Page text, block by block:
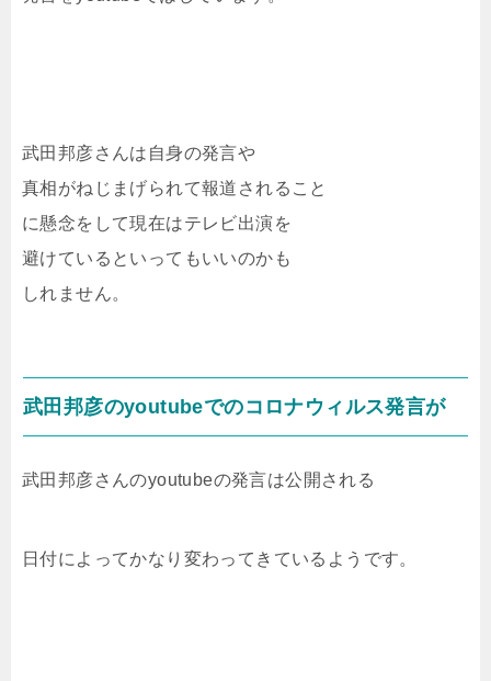
武田邦彦さんは自身の発言や
真相がねじまげられて報道されること
に懸念をして現在はテレビ出演を
避けているといってもいいのかも
しれません。
武田邦彦のyoutubeでのコロナウィルス発言が
武田邦彦さんのyoutubeの発言は公開される
日付によってかなり変わってきているようです。